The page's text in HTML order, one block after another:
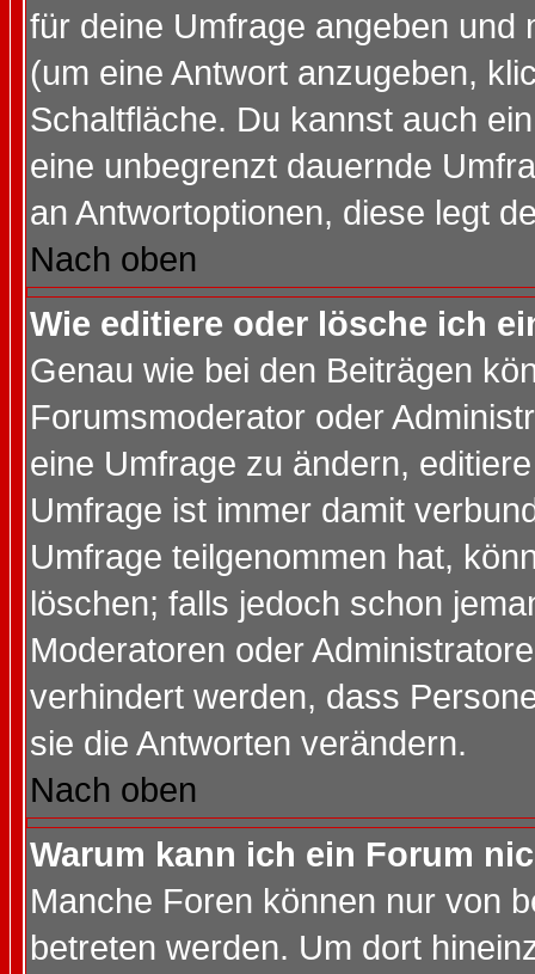
für deine Umfrage angeben und
(um eine Antwort anzugeben,
Schaltfläche. Du kannst auch
eine unbegrenzt dauernde
an Antwortoptionen, diese legt
Nach oben
Wie editiere oder lösche ich
Genau wie bei den Beiträgen
Forumsmoderator oder
eine Umfrage zu ändern,
Umfrage ist immer damit
Umfrage teilgenommen hat,
löschen; falls jedoch schon
Moderatoren oder
verhindert werden, dass
sie die Antworten verändern.
Nach oben
Warum kann ich ein Forum
Manche Foren können nur von
betreten werden. Um dort